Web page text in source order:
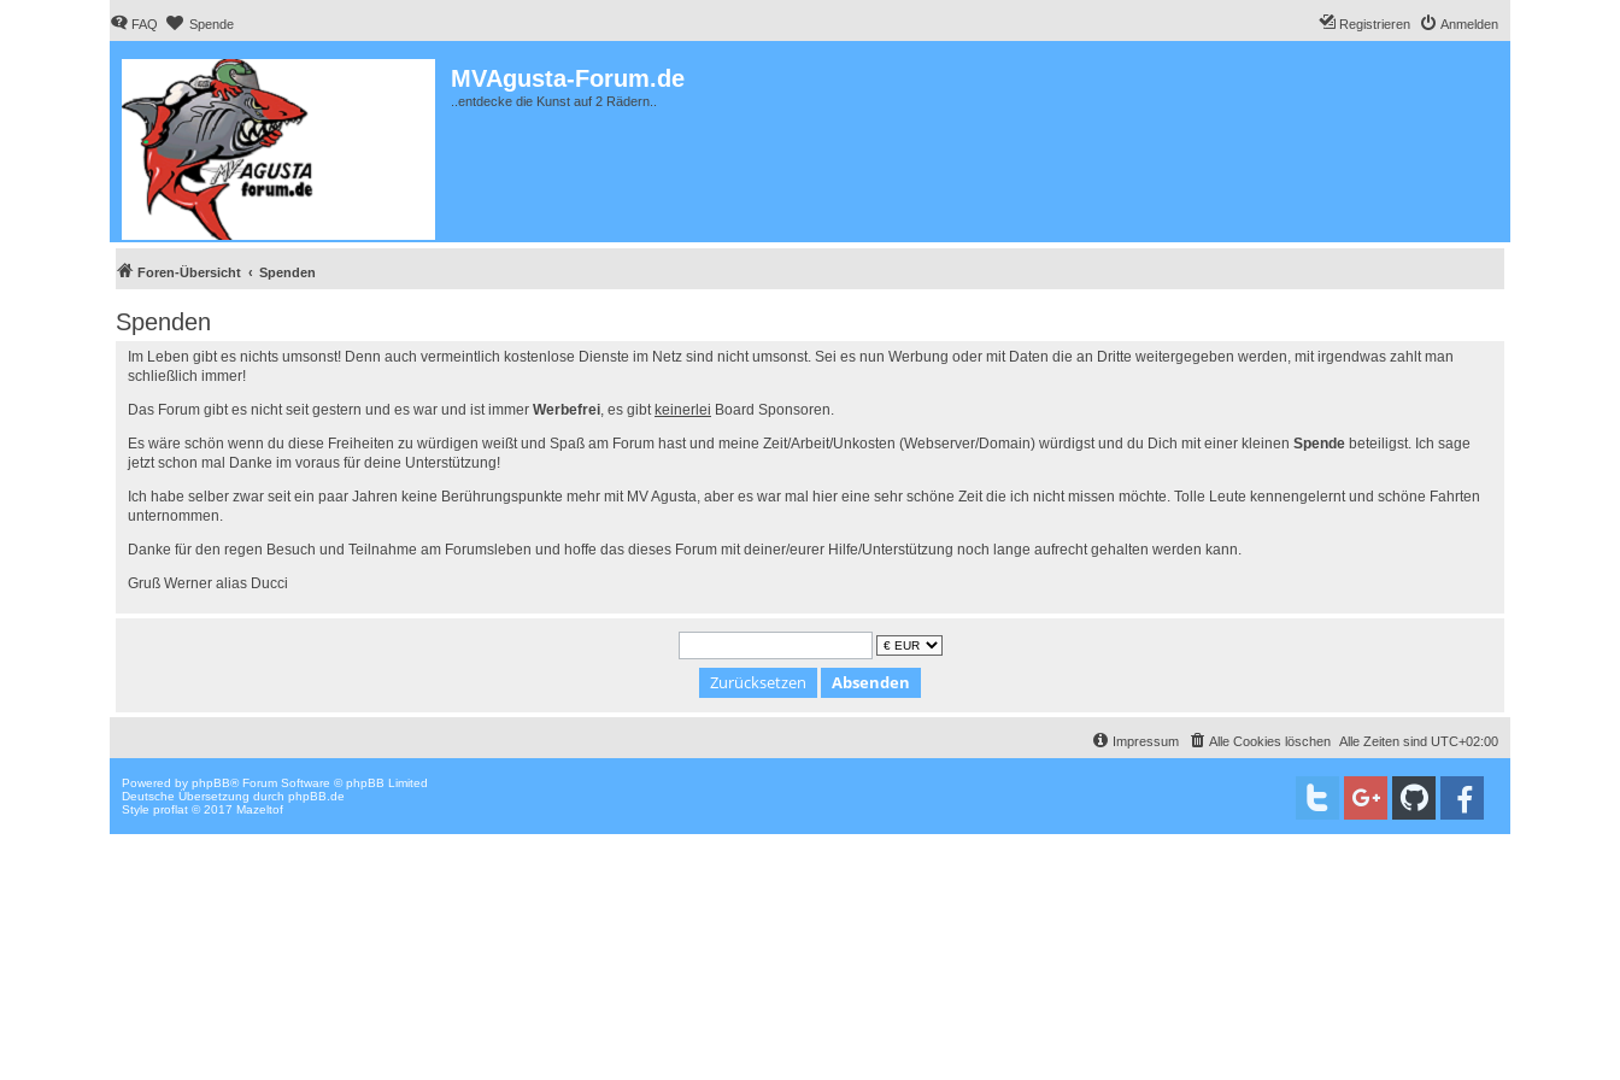
FAQ Spende Anmelden
Registrieren
MVAgusta-Forum.de
..entdecke die Kunst auf 2 Rädern..
Foren-Übersicht Spenden
Spenden
Im Leben gibt es nichts umsonst! Denn auch vermeintlich kostenlose Dienste im Netz sind nicht umsonst. Sei es nun Werbung oder mit Daten die an Dritte weitergegeben werden, mit irgendwas zahlt man
schließlich immer!
Das Forum gibt es nicht seit gestern und es war und ist immer Werbefrei, es gibt keinerlei Board Sponsoren.
Es wäre schön wenn du diese Freiheiten zu würdigen weißt und Spaß am Forum hast und meine Zeit/Arbeit/Unkosten (Webserver/Domain) würdigst und du Dich mit einer kleinen Spende beteiligst. Ich sage
jetzt schon mal Danke im voraus für deine Unterstützung!
Ich habe selber zwar seit ein paar Jahren keine Berührungspunkte mehr mit MV Agusta, aber es war mal hier eine sehr schöne Zeit die ich nicht missen möchte. Tolle Leute kennengelernt und schöne Fahrten
unternommen.
Danke für den regen Besuch und Teilnahme am Forumsleben und hoffe das dieses Forum mit deiner/eurer Hilfe/Unterstützung noch lange aufrecht gehalten werden kann.
Gruß Werner alias Ducci
Alle Zeiten sind UTC+02:00
Alle Cookies löschen
Impressum
Powered by phpBB® Forum Software © phpBB Limited
Deutsche Übersetzung durch phpBB.de
Style proflat © 2017 Mazeltof